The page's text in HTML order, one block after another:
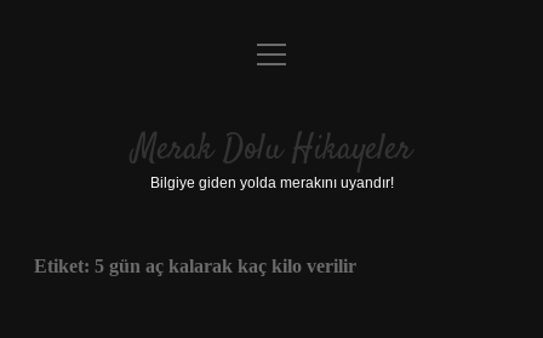
Anasayfa
Yasal Uyarı
menüyü
Merak Dolu Hikayeler
Bilgiye giden yolda merakını uyandır!
Etiket: 5 gün aç kalarak kaç kilo verilir